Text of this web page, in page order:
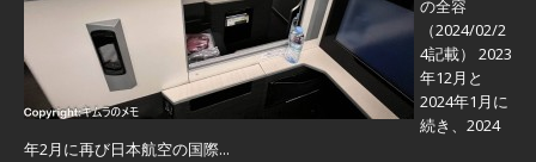
の全容
（2024/02/2
4記載） 2023
年12月と
2024年1月に
続き、2024
年2月に再び日本航空の国際...